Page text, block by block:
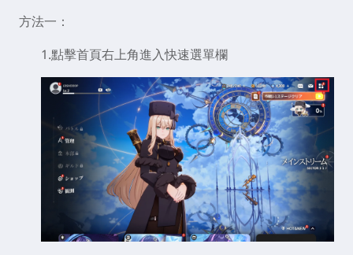
方法一：
1.點擊首頁右上角進入快速選單欄